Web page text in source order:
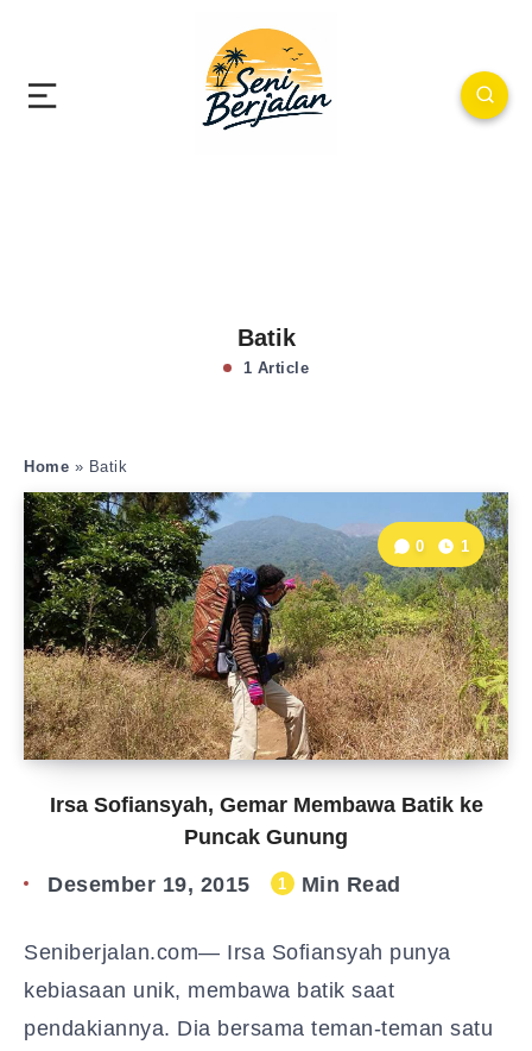
Batik
1 Article
Home » Batik
Irsa Sofiansyah, Gemar Membawa Batik ke
Puncak Gunung
0 1
Desember 19, 2015 1 Min Read
Seniberjalan.com— Irsa Sofiansyah punya
kebiasaan unik, membawa batik saat
pendakiannya. Dia bersama teman-teman satu